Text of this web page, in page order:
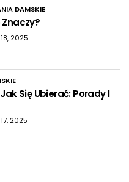
DAMSKIE
Znaczy?
2025
Się Ubierać: Porady I
2025